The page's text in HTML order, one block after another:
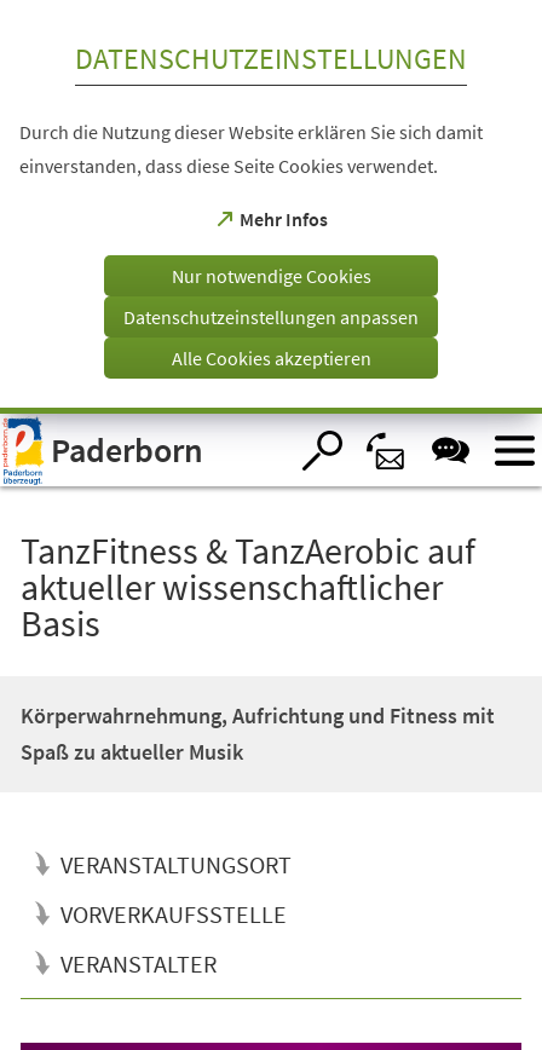
Visuelle
Assistenzsoftware
öffnen.
DATENSCHUTZEINSTELLUNGEN
Durch die Nutzung dieser Website erklären Sie sich damit
einverstanden, dass diese Seite Cookies verwendet.
Mehr Infos
(Öffnet
einem
Tab)
Nur notwendige Cookies
Datenschutzeinstellungen anpassen
Alle Cookies akzeptieren
Paderborn
TanzFitness & TanzAerobic auf
aktueller wissenschaftlicher
Basis
Körperwahrnehmung, Aufrichtung und Fitness mit
Spaß zu aktueller Musik
VERANSTALTUNGSORT
VORVERKAUFSSTELLE
VERANSTALTER